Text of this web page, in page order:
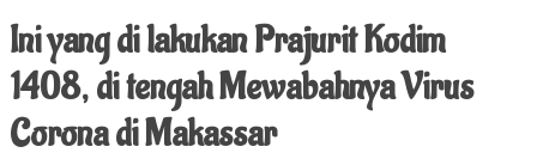
Ini yang di lakukan Prajurit Kodim
1408, di tengah Mewabahnya Virus
Corona di Makassar